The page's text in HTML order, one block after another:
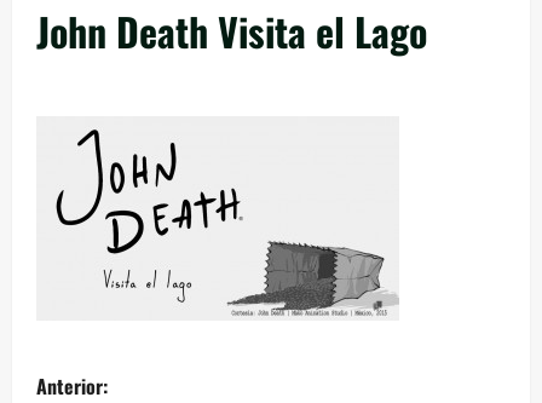
John Death Visita el Lago
Anterior: